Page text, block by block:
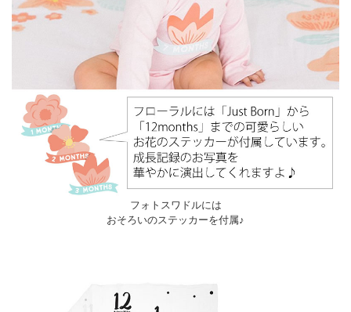
フォトスワドルには
おそろいのステッカーを付属♪